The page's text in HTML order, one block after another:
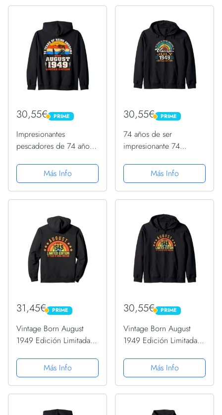
30,55€ PRIME
PRIME
Impresionantes
pescadores de 74 años
1949 74 cumpleaños
Sudadera con Capucha
Más Info
30,55€ PRIME
PRIME
74 años de ser
impresionante 74
julio de 1949 Sudadera
con Capucha
Más Info
31,45€ PRIME
PRIME
Vintage Born August
1949 Edición Limitada
Sudadera con Capucha
Más Info
30,55€ PRIME
PRIME
Vintage Born August
1949 Edición Limitada
Sudadera con Capucha
Más Info